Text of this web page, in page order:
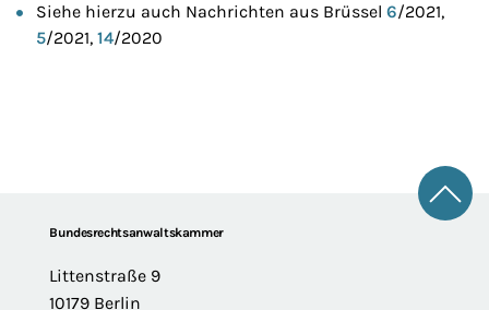
Siehe hierzu auch Nachrichten aus Brüssel 6/2021,
5/2021, 14/2020
FooterBundesrechtsanwaltskammer
Littenstraße 9
10179 Berlin